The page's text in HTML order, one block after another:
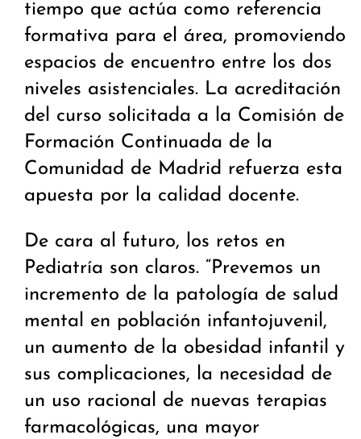
tiempo que actúa como referencia
formativa para el área, promoviendo
espacios de encuentro entre los dos
niveles asistenciales. La acreditación
del curso solicitada a la Comisión de
Formación Continuada de la
Comunidad de Madrid refuerza esta
apuesta por la calidad docente.
De cara al futuro, los retos en
Pediatría son claros. “Prevemos un
incremento de la patología de salud
mental en población infantojuvenil,
un aumento de la obesidad infantil y
sus complicaciones, la necesidad de
un uso racional de nuevas terapias
farmacológicas, una mayor